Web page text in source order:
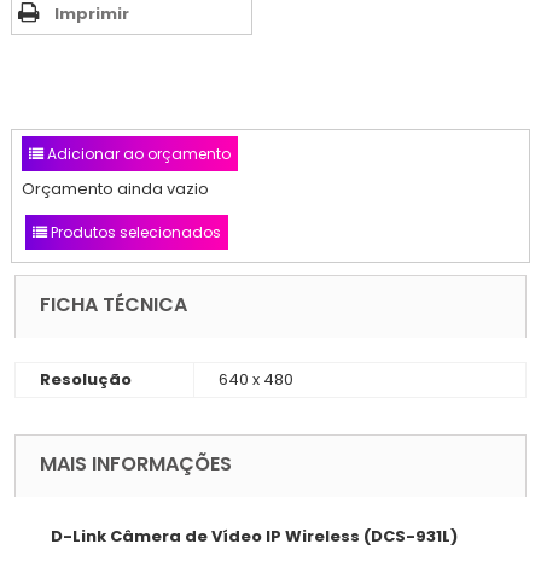
Imprimir
Adicionar ao orçamento
Orçamento ainda vazio
Produtos selecionados
FICHA TÉCNICA
Resolução 640 x 480
MAIS INFORMAÇÕES
D-Link Câmera de Vídeo IP Wireless (DCS-931L)